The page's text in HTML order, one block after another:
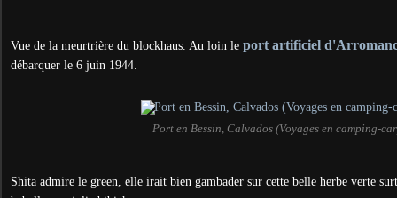
Vue de la meurtrière du blockhaus. Au loin le port artificiel
débarquer le 6 juin 1944.
Port en Bessin, Calvados (Voyages en camping-
Shita admire le green, elle irait bien gambader sur cette belle herbe verte